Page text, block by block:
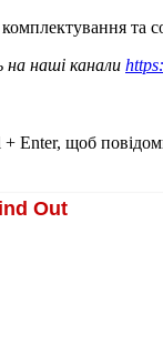
та
на наші канали
+ Enter, щоб